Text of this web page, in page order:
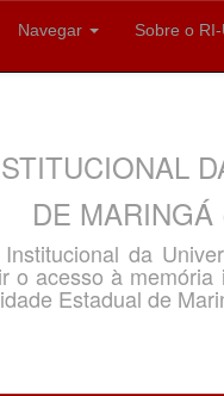
Navegar Sobre o
DE MARINGÁ
da
o acesso à
Estadual de